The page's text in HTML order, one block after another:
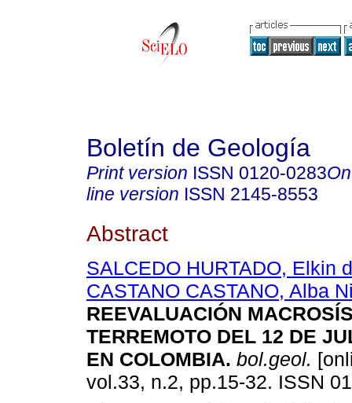
Boletín de Geología
Print version ISSN 0120-0283
line version ISSN 2145-8553
Abstract
SALCEDO HURTADO, Elkin
CASTANO CASTANO, Alba
REEVALUACIÓN
TERREMOTO DEL 12 DE
EN COLOMBIA. bol.geol.
vol.33, n.2, pp.15-32. ISSN